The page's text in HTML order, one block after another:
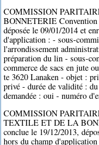
COMMISSION
BONNETERIE Convention
déposée le 09/01/2014 et
d'application : - sous-
l'arrondissement
préparation du lin - sous-
commerce de sacs en jute
te 3620 Lanaken - objet :
privé - durée de validité :
demandée : oui - numéro
COMMISSION
TEXTILE ET DE LA
conclue le 19/12/2013,
hors du champ